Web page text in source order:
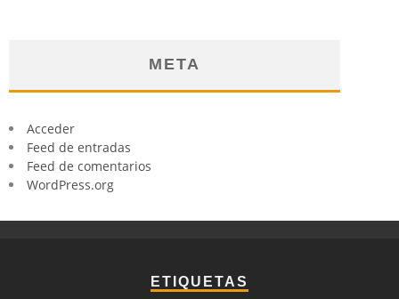
META
Acceder
Feed de entradas
Feed de comentarios
WordPress.org
ETIQUETAS